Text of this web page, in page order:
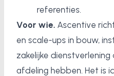
referenties.
Voor wie. Ascentive
en scale-ups in bouw,
zakelijke
afdeling hebben. Het is